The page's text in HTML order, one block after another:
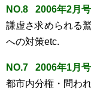
NO.8 2006年2月
謙虚さ求められる
への対策etc.
NO.7 2006年1月
都市内分権・問わ